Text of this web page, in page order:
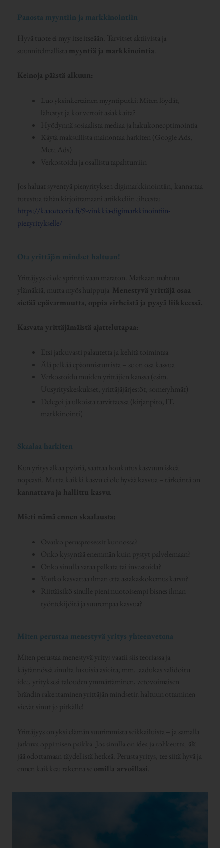
Panosta myyntiin ja markkinointiin
Hyvä tuote ei myy itse itseään. Tarvitset aktiivista ja
suunnitelmallista myyntiä ja markkinointia.
Keinoja päästä alkuun:
Luo yksinkertainen myyntiputki: Miten löydät,
lähestyt ja konvertoit asiakkaita?
Hyödynnä sosiaalista mediaa ja hakukoneoptimointia
Käytä maksullista mainontaa harkiten (Google Ads,
Meta Ads)
Verkostoidu ja osallistu tapahtumiin
Jos haluat syventyä pienyrityksen digimarkkinointiin, kannattaa
tutustua tähän kirjoittamaani artikkeliin aiheesta:
https://kaaosteoria.fi/9-vinkkia-digimarkkinointiin-
pienyritykselle/
Ota yrittäjän mindset haltuun!
Yrittäjyys ei ole sprintti vaan maraton. Matkaan mahtuu
ylämäkiä, mutta myös huippuja. Menestyvä yrittäjä osaa
sietää epävarmuutta, oppia virheistä ja pysyä liikkeessä.
Kasvata yrittäjämäistä ajattelutapaa:
Etsi jatkuvasti palautetta ja kehitä toimintaa
Älä pelkää epäonnistumista – se on osa kasvua
Verkostoidu muiden yrittäjien kanssa (esim.
Uusyrityskeskukset, yrittäjäjärjestöt, someryhmät)
Delegoi ja ulkoista tarvittaessa (kirjanpito, IT,
markkinointi)
Skaalaa harkiten
Kun yritys alkaa pyöriä, saattaa houkutus kasvuun iskeä
nopeasti. Mutta kaikki kasvu ei ole hyvää kasvua – tärkeintä on
kannattava ja hallittu kasvu.
Mieti nämä ennen skaalausta:
Ovatko perusprosessit kunnossa?
Onko kysyntää enemmän kuin pystyt palvelemaan?
Onko sinulla varaa palkata tai investoida?
Voitko kasvattaa ilman että asiakaskokemus kärsii?
Riittäisikö sinulle pienimuotoisempi bisnes ilman
työntekijöitä ja suurempaa kasvua?
Miten perustaa menestyvä yritys yhteenvetona
Miten perustaa menestyvä yritys vaatii siis teoriassa ja
käytännössä sinulta lukuisia asioita; mm. laadukas validoitu
idea, yrityksesi talouden ymmärtäminen, vetovoimaisen
brändin rakentaminen yrittäjän mindsetin haltuun ottaminen
vievät sinut jo pitkälle!
Yrittäjyys on yksi elämän suurimmista seikkailuista – ja samalla
jatkuva oppimisen paikka. Jos sinulla on idea ja rohkeutta, älä
jää odottamaan täydellistä hetkeä. Perusta yritys, tee siitä hyvä ja
ennen kaikkea: rakenna se omilla arvoillasi.